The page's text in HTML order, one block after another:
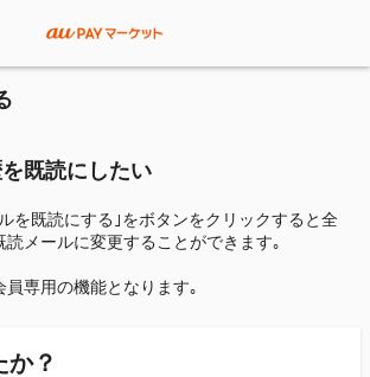
既読にしたい
を既読にする｣をボタンをクリックすると全
読メールに変更することができます｡
専用の機能となります｡
か？